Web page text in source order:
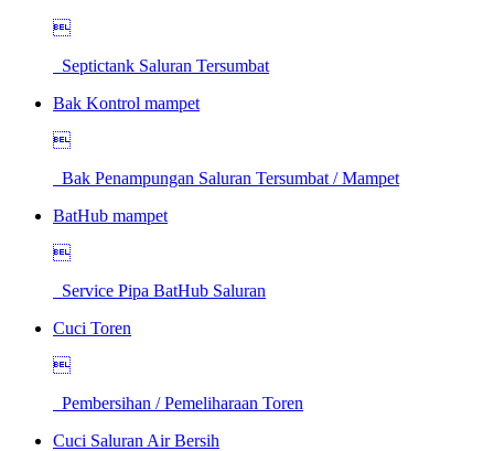

Septictank Saluran Tersumbat
Bak Kontrol mampet

Bak Penampungan Saluran Tersumbat / Mampet
BatHub mampet

Service Pipa BatHub Saluran
Cuci Toren

Pembersihan / Pemeliharaan Toren
Cuci Saluran Air Bersih